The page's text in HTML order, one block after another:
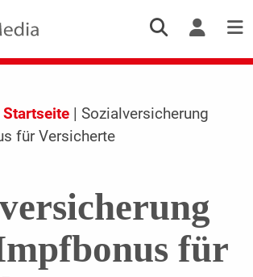
Startseite| Sozialversicherung
für Versicherte
für